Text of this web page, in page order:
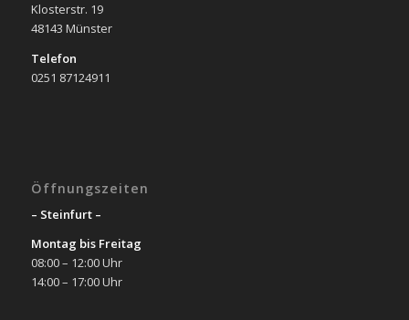
Klosterstr. 19
48143 Münster
Telefon
0251 87124911
Öffnungszeiten
– Steinfurt –
Montag bis Freitag
08:00 – 12:00 Uhr
14:00 – 17:00 Uhr